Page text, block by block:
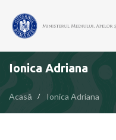
Ionica Adriana
Acasă Ionica Adriana